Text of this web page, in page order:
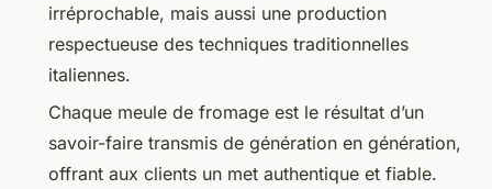
irréprochable, mais aussi une production
respectueuse des techniques traditionnelles
italiennes.
Chaque meule de fromage est le résultat d’un
savoir-faire transmis de génération en génération,
offrant aux clients un met authentique et fiable.